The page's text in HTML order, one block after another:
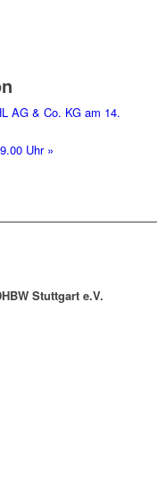
AG & Co. KG am 14.
Uhr »
Stuttgart e.V.